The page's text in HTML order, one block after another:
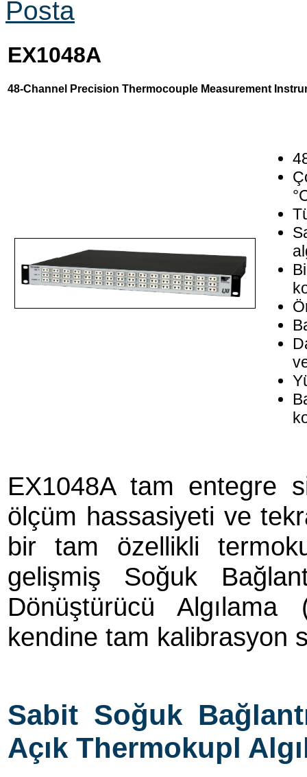
EX1048A
48-Channel Precision Thermocouple Measurement
EX1048A tam entegre
ölçüm hassasiyeti ve
bir tam özellikli
gelişmiş Soğuk
Dönüştürücü
kendine tam kalibrasyon
Sabit Soğuk
Açık Thermokupl